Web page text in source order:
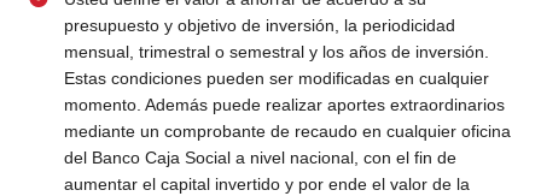
presupuesto y objetivo de inversión, la periodicidad
mensual, trimestral o semestral y los años de inversión.
Estas condiciones pueden ser modificadas en cualquier
momento. Además puede realizar aportes extraordinarios
mediante un comprobante de recaudo en cualquier oficina
del Banco Caja Social a nivel nacional, con el fin de
aumentar el capital invertido y por ende el valor de la